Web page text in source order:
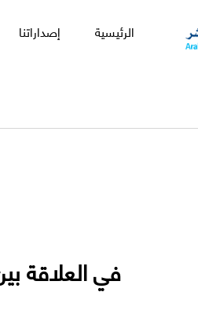
الرئيسية إصداراتنا
في العلاقة